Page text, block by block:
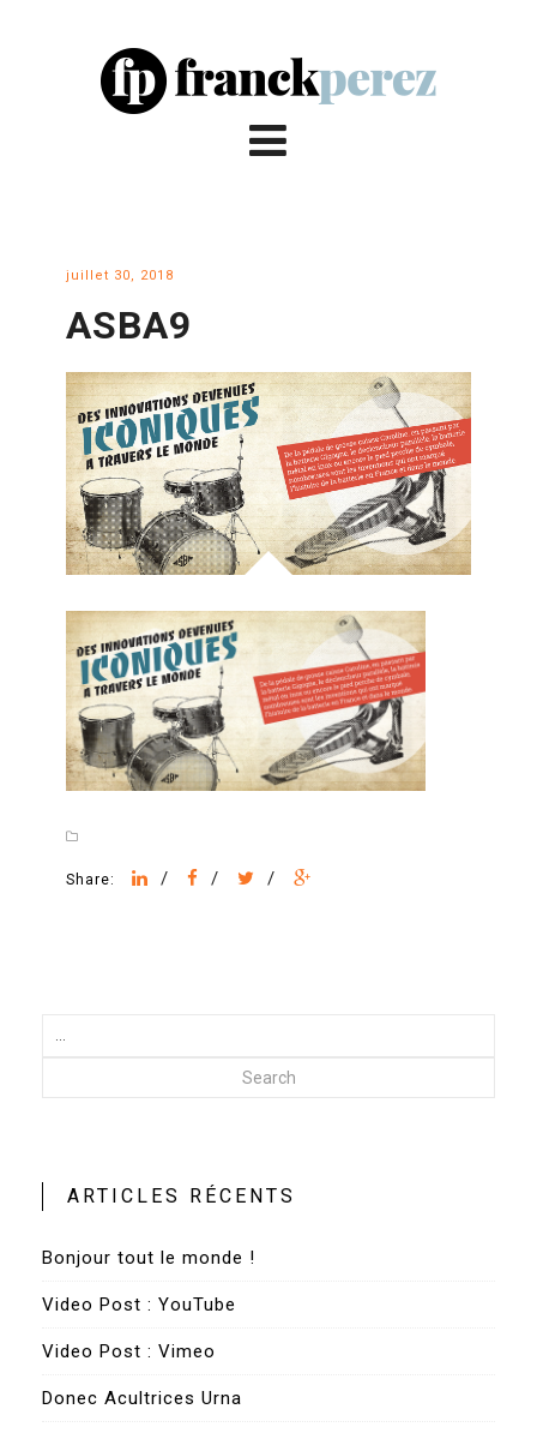
juillet 30, 2018
ASBA9
Share: / / /
Search
ARTICLES RÉCENTS
Bonjour tout le monde !
Video Post : YouTube
Video Post : Vimeo
Donec Acultrices Urna